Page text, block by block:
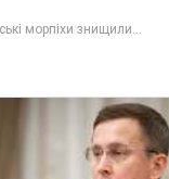
морпіхи знищили...